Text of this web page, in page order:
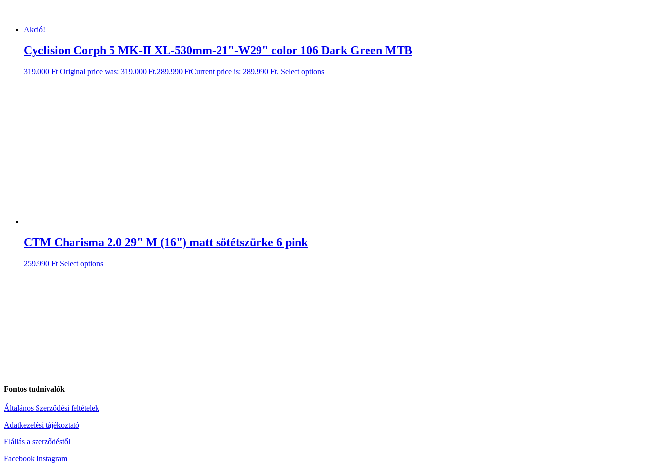
Akció!
Cyclision Corph 5 MK-II XL-530mm-21"-W29" color 106 Dark Green MTB
319.000Ft Original price was: 319.000 Ft.289.990 FtCurrent price is: 289.990 Ft. Select options
CTM Charisma 2.0 29" M (16") matt sötétszürke 6 pink
259.990 Ft Select options
Fontos tudnivalók
Általános Szerződési feltételek
Adatkezelési tájékoztató
Elállás a szerződéstől
Facebook Instagram